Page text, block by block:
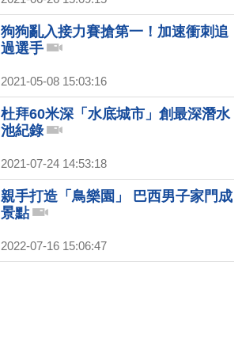
狗狗亂入接力賽搶第一！加速衝刺追
過選手
2021-05-08 15:03:16
杜拜60米深「水底城市」創最深潛水
池紀錄
2021-07-24 14:53:18
親手打造「鳥樂園」 巴西男子家門成
景點
2022-07-16 15:06:47